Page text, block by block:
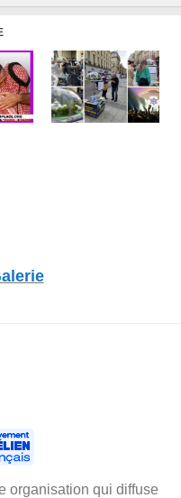
organisation qui diffuse